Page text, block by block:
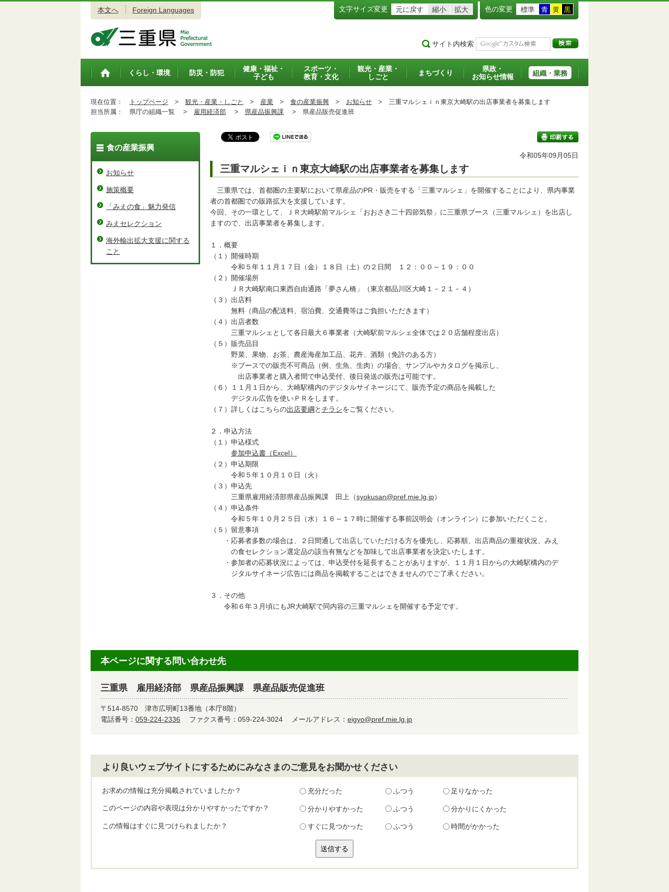
本文へ Foreign Languages 文字サイズ変更 元に戻す 縮小 拡大 色の変更 標準 青 黄 黒
サイト内検索
トップペ
くらし・環境 防災・防犯
健康・福祉・
子ども
スポーツ・
教育・文化
観光・産業・
しごと
まちづくり
県政・
お知らせ情報
組織・業務
現在位置： トップページ > 観光・産業・しごと > 産業 > 食の産業振興 > お知らせ > 三重マルシェｉｎ東京大崎駅の出店事業者を募集します
担当所属：
県庁の組織一覧 > 雇用経済部 > 県産品振興課 > 県産品販売促進班
印刷する
令和05年09月05日
三重マルシェｉｎ東京大崎駅の出店事業者を募集します
三重県では、首都圏の主要駅において県産品のPR・販売をする「三重マルシェ」を開催することにより、県内事業
者の首都圏での販路拡大を支援しています。
今回、その一環として、ＪＲ大崎駅前マルシェ「おおさき二十四節気祭」に三重県ブース（三重マルシェ）を出店し
ますので、出店事業者を募集します。
１．概要
（１）開催時期
令和５年１１月１７日（金）１８日（土）の２日間 １２：００～１９：００
（２）開催場所
ＪＲ大崎駅南口東西自由通路「夢さん橋」（東京都品川区大崎１－２１－４）
（３）出店料
無料（商品の配送料、宿泊費、交通費等はご負担いただきます）
（４）出店者数
三重マルシェとして各日最大６事業者（大崎駅前マルシェ全体では２０店舗程度出店）
（５）販売品目
野菜、果物、お茶、農産海産加工品、花卉、酒類（免許のある方）
※ブースでの販売不可商品（例、生魚、生肉）の場合、サンプルやカタログを掲示し、
出店事業者と購入者間で申込受付、後日発送の販売は可能です。
（６）１１月１日から、大崎駅構内のデジタルサイネージにて、販売予定の商品を掲載した
デジタル広告を使いＰＲをします。
（７）詳しくはこちらの出店要綱 とチラシをご覧ください。
２．申込方法
（１）申込様式
参加申込書（Excel）
（２）申込期限
令和５年１０月１０日（火）
（３）申込先
三重県雇用経済部県産品振興課 田上（syokusan@pref.mie.lg.jp）
（４）申込条件
令和５年１０月２５日（水）１６～１７時に開催する事前説明会（オンライン）に参加いただくこと。
（５）留意事項
・応募者多数の場合は、２日間通して出店していただける方を優先し、応募順、出店商品の重複状況、みえ
の食セレクション選定品の該当有無などを加味して出店事業者を決定いたします。
・参加者の応募状況によっては、申込受付を延長することがありますが、１１月１日からの大崎駅構内のデ
ジタルサイネージ広告には商品を掲載することはできませんのでご了承ください。
３．その他
令和６年３月頃にもJR大崎駅で同内容の三重マルシェを開催する予定です。
食の産業振興
お知らせ
施策概要
「みえの食」魅力発信
みえセレクション
海外輸出拡大支援に関する
こと
本ページに関する問い合わせ先
三重県 雇用経済部 県産品振興課 県産品販売促進班
〒514-8570 津市広明町13番地（本庁8階）
電話番号： 059-224-2336 ファクス番号：059-224-3024 メールアドレス： eigyo@pref.mie.lg.jp
より良いウェブサイトにするためにみなさまのご意見をお聞かせください
お求めの情報は充分掲載されていましたか？ 充分だった ふつう 足りなかった
このページの内容や表現は分かりやすかったですか？ 分かりやすかった ふつう 分かりにくかった
この情報はすぐに見つけられましたか？ すぐに見つかった ふつう 時間がかかった